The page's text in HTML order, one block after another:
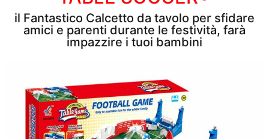
il Fantastico Calcetto da tavolo per sfidare
amici e parenti durante le festività, farà
impazzire i tuoi bambini